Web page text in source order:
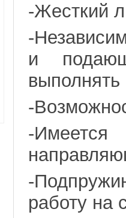
-Жесткий
-
и
выполнять
-
-
-
работу на